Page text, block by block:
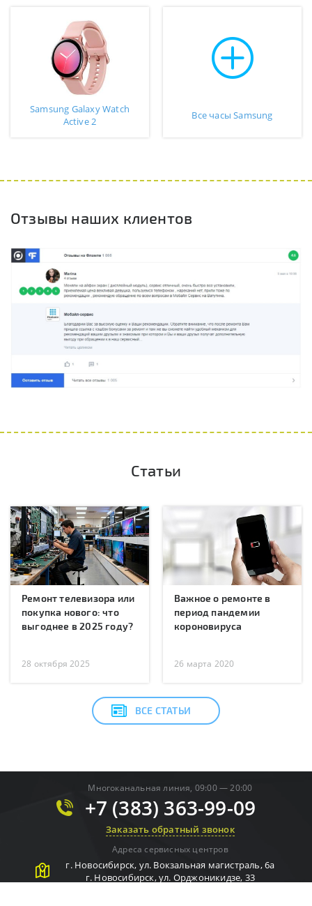
Samsung Galaxy Watch
Active 2
Все часы Samsung
Отзывы наших клиентов
Статьи
Ремонт телевизора или
покупка нового: что
выгоднее в 2025 году?
28 октября 2025
Важное о ремонте в
период пандемии
короновируса
26 марта 2020
ВСЕ СТАТЬИ
Многоканальная линия, 09:00 — 20:00
+7 (383) 363-99-09
Заказать обратный звонок
Адреса сервисных центров
г. Новосибирск, ул. Вокзальная магистраль, 6а
г. Новосибирск,ул. Орджоникидзе, 33